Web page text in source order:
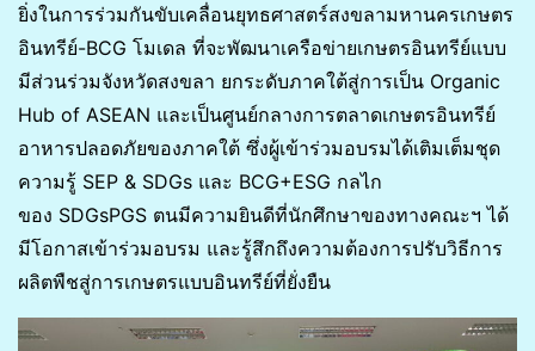
ยิ่งในการร่วมกันขับเคลื่อนยุทธศาสตร์สงขลามหานครเกษตร
อินทรีย์-BCG โมเดล ที่จะพัฒนาเครือข่ายเกษตรอินทรีย์แบบ
มีส่วนร่วมจังหวัดสงขลา ยกระดับภาคใต้สู่การเป็น Organic
Hub of ASEAN และเป็นศูนย์กลางการตลาดเกษตรอินทรีย์
อาหารปลอดภัยของภาคใต้ ซึ่งผู้เข้าร่วมอบรมได้เติมเต็มชุด
ความรู้ SEP & SDGs และ BCG+ESG กลไก
ของ SDGsPGS ตนมีความยินดีที่นักศึกษาของทางคณะฯ ได้
มีโอกาสเข้าร่วมอบรม และรู้สึกถึงความต้องการปรับวิธีการ
ผลิตพืชสู่การเกษตรแบบอินทรีย์ที่ยั่งยืน